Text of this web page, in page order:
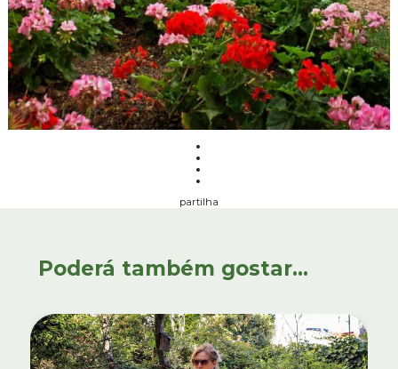
partilha
Poderá também gostar...